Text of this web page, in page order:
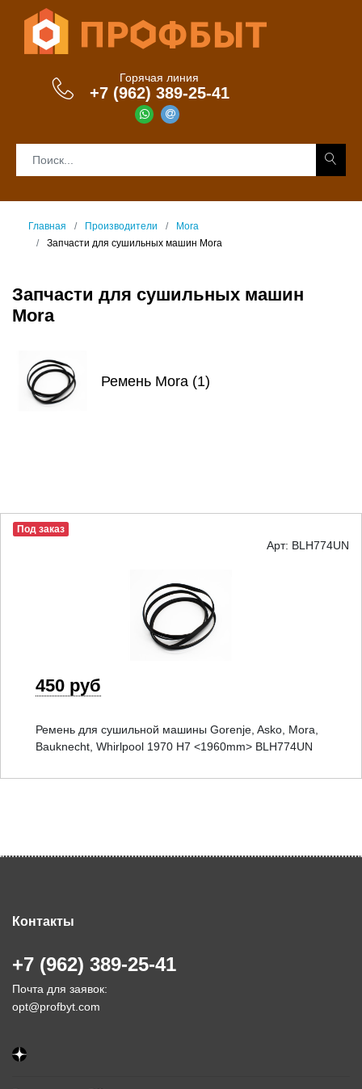
Горячая линия
+7 (962) 389-25-41
Главная Производители
Mora
Запчасти для сушильных машин Mora
Запчасти для сушильных машин
Mora
Ремень Mora (1)
Под заказ
Арт: BLH774UN
450 руб
Ремень для сушильной машины Gorenje, Asko, Mora,
Bauknecht, Whirlpool 1970 H7 <1960mm> BLH774UN
Контакты
+7 (962) 389-25-41
Почта для заявок:
opt@profbyt.com